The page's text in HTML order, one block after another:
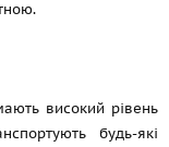
високий рівень
будь-які